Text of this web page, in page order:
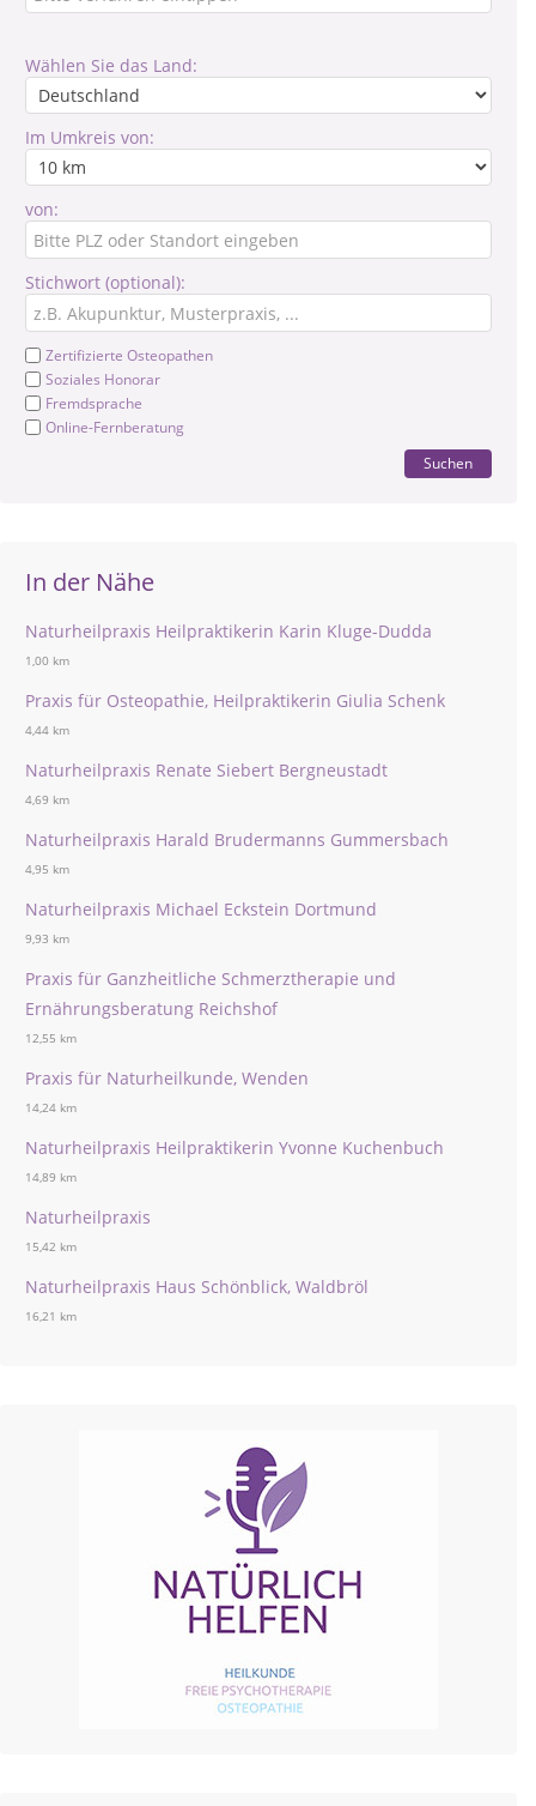
Wählen Sie das Land:
Im Umkreis von:
von:
Stichwort (optional):
Zertifizierte Osteopathen
Soziales Honorar
Fremdsprache
Online-Fernberatung
Suchen
In der Nähe
Naturheilpraxis Heilpraktikerin Karin Kluge-Dudda
1,00 km
Praxis für Osteopathie, Heilpraktikerin Giulia Schenk
4,44 km
Naturheilpraxis Renate Siebert Bergneustadt
4,69 km
Naturheilpraxis Harald Brudermanns Gummersbach
4,95 km
Naturheilpraxis Michael Eckstein Dortmund
9,93 km
Praxis für Ganzheitliche Schmerztherapie und
Ernährungsberatung Reichshof
12,55 km
Praxis für Naturheilkunde, Wenden
14,24 km
Naturheilpraxis Heilpraktikerin Yvonne Kuchenbuch
14,89 km
Naturheilpraxis
15,42 km
Naturheilpraxis Haus Schönblick, Waldbröl
16,21 km